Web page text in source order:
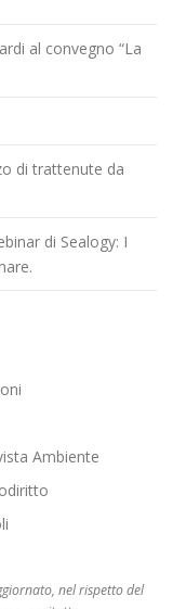
al convegno “La
di trattenute da
di Sealogy: I
Ambiente
nel rispetto del